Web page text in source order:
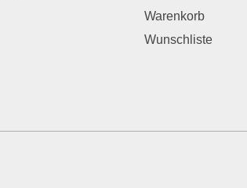
Warenkorb
Wunschliste